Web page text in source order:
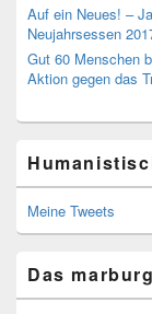
Auf ein Neues! –
Neujahrsessen
Gut 60 Menschen
Aktion gegen das
Meine Tweets
Das